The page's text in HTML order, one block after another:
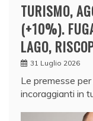
TURISMO,
(+10%).
LAGO,
31 Luglio 2026
Le premesse
incoraggianti in